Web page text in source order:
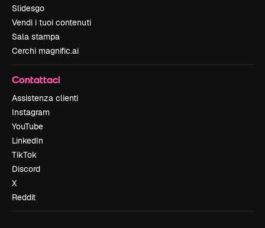
Slidesgo
Vendi i tuoi contenuti
Sala stampa
Cerchi magnific.ai
Contattaci
Assistenza clienti
Instagram
YouTube
LinkedIn
TikTok
Discord
X
Reddit